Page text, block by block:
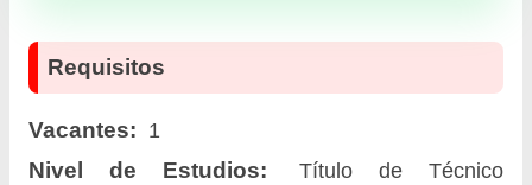
Requisitos
Vacantes: 1
Nivel de Estudios:
Título de Técnico